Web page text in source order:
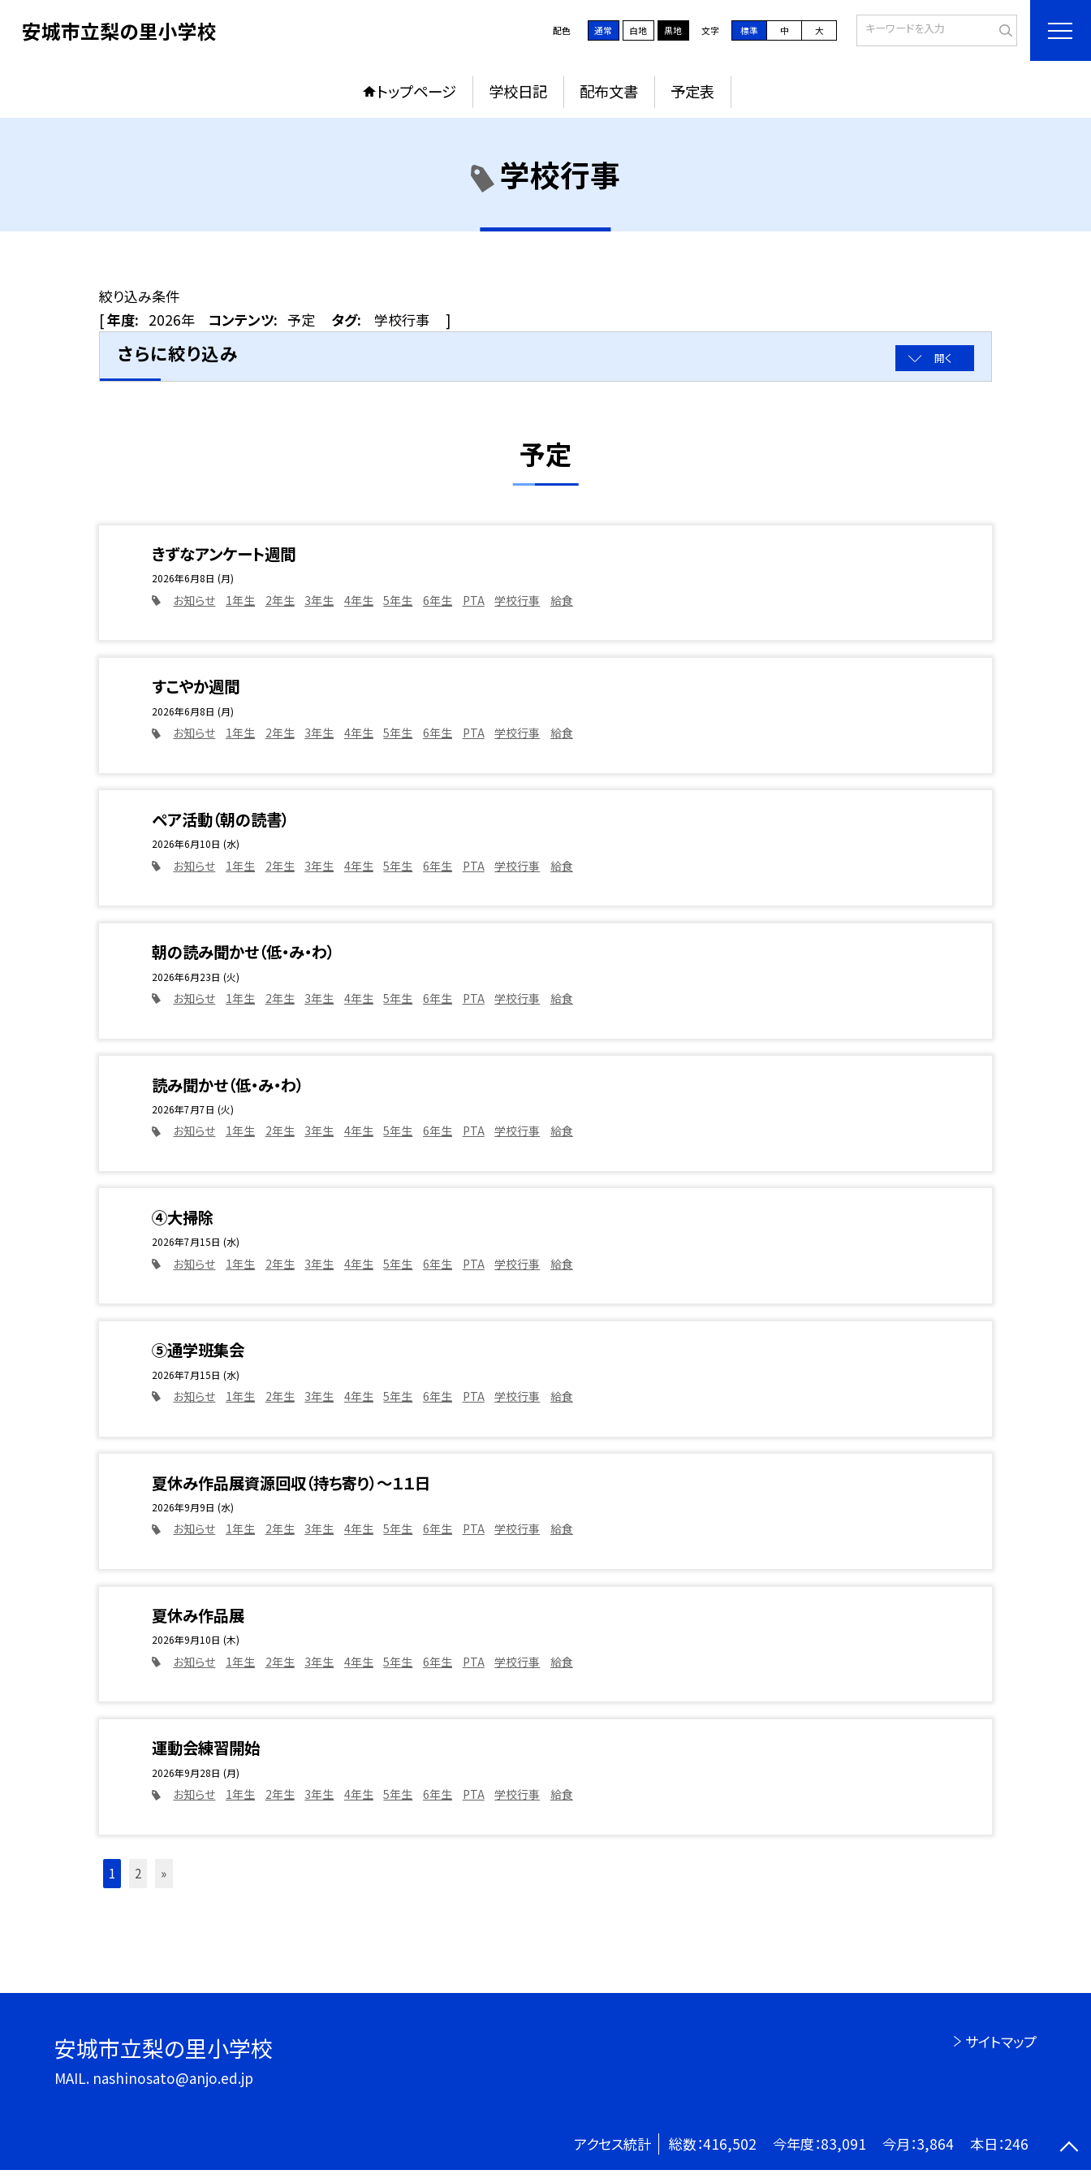
安城市立梨の里小学校 配色 通常 白地 黒地 文字 標準 中 大
トップページ 学校日記 配布文書 予定表
学校行事
絞り込み条件
[年度: 2026年 コンテンツ: 予定 タグ: 学校行事 ]
さらに絞り込み 開く
予定
きずなアンケート週間
2026年6月8日 (月)
お知らせ 1年生 2年生 3年生 4年生 5年生 6年生 PTA 学校行事 給食
すこやか週間
2026年6月8日 (月)
お知らせ 1年生 2年生 3年生 4年生 5年生 6年生 PTA 学校行事 給食
ペア活動（朝の読書）
2026年6月10日 (水)
お知らせ 1年生 2年生 3年生 4年生 5年生 6年生 PTA 学校行事 給食
朝の読み聞かせ（低・み・わ）
2026年6月23日 (火)
お知らせ 1年生 2年生 3年生 4年生 5年生 6年生 PTA 学校行事 給食
読み聞かせ（低・み・わ）
2026年7月7日 (火)
お知らせ 1年生 2年生 3年生 4年生 5年生 6年生 PTA 学校行事 給食
④大掃除
2026年7月15日 (水)
お知らせ 1年生 2年生 3年生 4年生 5年生 6年生 PTA 学校行事 給食
⑤通学班集会
2026年7月15日 (水)
お知らせ 1年生 2年生 3年生 4年生 5年生 6年生 PTA 学校行事 給食
夏休み作品展資源回収（持ち寄り）～１１日
2026年9月9日 (水)
お知らせ 1年生 2年生 3年生 4年生 5年生 6年生 PTA 学校行事 給食
夏休み作品展
2026年9月10日 (木)
お知らせ 1年生 2年生 3年生 4年生 5年生 6年生 PTA 学校行事 給食
運動会練習開始
2026年9月28日 (月)
お知らせ 1年生 2年生 3年生 4年生 5年生 6年生 PTA 学校行事 給食
1 2 »
安城市立梨の里小学校
MAIL. nashinosato@anjo.ed.jp
サイトマップ
アクセス統計 総数：416,502 今年度：83,091 今月：3,864 本日：246